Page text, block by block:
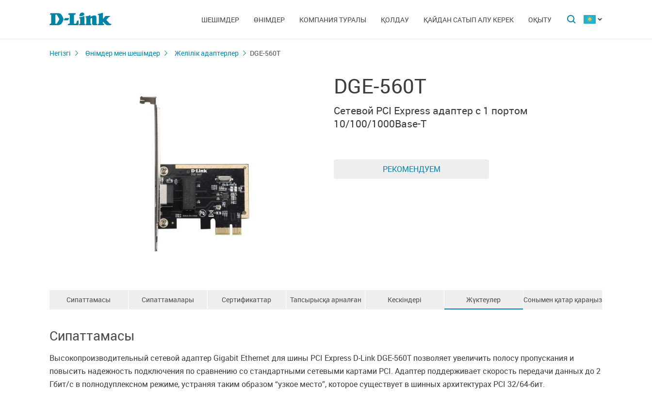
ШЕШІМДЕР ӨНІМДЕР КОМПАНИЯ ТУРАЛЫ ҚОЛДАУ ҚАЙДАН САТЫП АЛУ КЕРЕК ОҚЫТУ
Негізгі Өнімдер мен шешімдер Желілік адаптерлер DGE-560T
DGE-560T
Сетевой PCI Express адаптер с 1 портом
10/100/1000Base-T
РЕКОМЕНДУЕМ
Сипаттамасы Сипаттамалары Сертификаттар Тапсырысқа арналған Кескіндері Жүктеулер Сонымен қатар қараңыз
Сипаттамасы
Высокопроизводительный сетевой адаптер Gigabit Ethernet для шины PCI Express D-Link DGE-560T позволяет увеличить полосу пропускания и
повысить надежность подключения по сравнению со стандартными сетевыми картами PCI. Адаптер поддерживает скорость передачи данных до 2
Гбит/с в полнодуплексном режиме, устраняя таким образом “узкое место”, которое существует в шинных архитектурах PCI 32/64-бит.